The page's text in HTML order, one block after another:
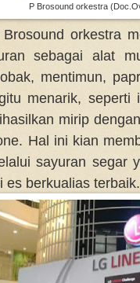
P Brosound orkestra
orkestra
sebagai alat
mentimun,
menarik, seperti
mirip
Hal ini kian
sayuran segar
es berkualias terbaik.